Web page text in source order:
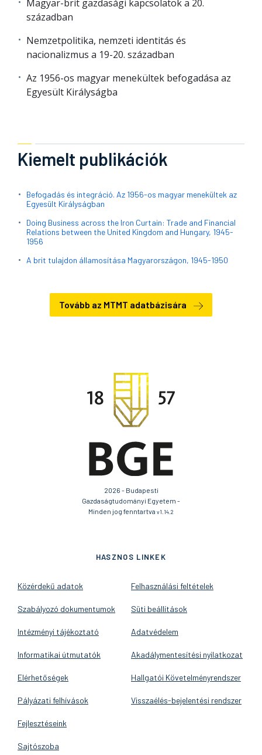
Magyar-brit gazdasági kapcsolatok a 20.
században
Nemzetpolitika, nemzeti identitás és
nacionalizmus a 19-20. században
Az 1956-os magyar menekültek befogadása az
Egyesült Királyságba
Kiemelt publikációk
Befogadás és integráció. Az 1956-os magyar menekültek az
Egyesült Királyságban
Doing Business across the Iron Curtain: Trade and Financial
Relations between the United Kingdom and Hungary, 1945-
1956
A brit tulajdon államosítása Magyarországon, 1945-1950
Tovább az MTMT adatbázisára
2026 - Budapesti
Gazdaságtudományi Egyetem -
Minden jog fenntartva v1.14.2
HASZNOS LINKEK
Közérdekű adatok
Szabályozó dokumentumok
Intézményi tájékoztató
Informatikai útmutatók
Elérhetőségek
Pályázati felhívások
Fejlesztéseink
Sajtószoba
Felhasználási feltételek
Süti beállítások
Adatvédelem
Akadálymentesítési nyilatkozat
Hallgatói Követelményrendszer
Visszaélés-bejelentési rendszer